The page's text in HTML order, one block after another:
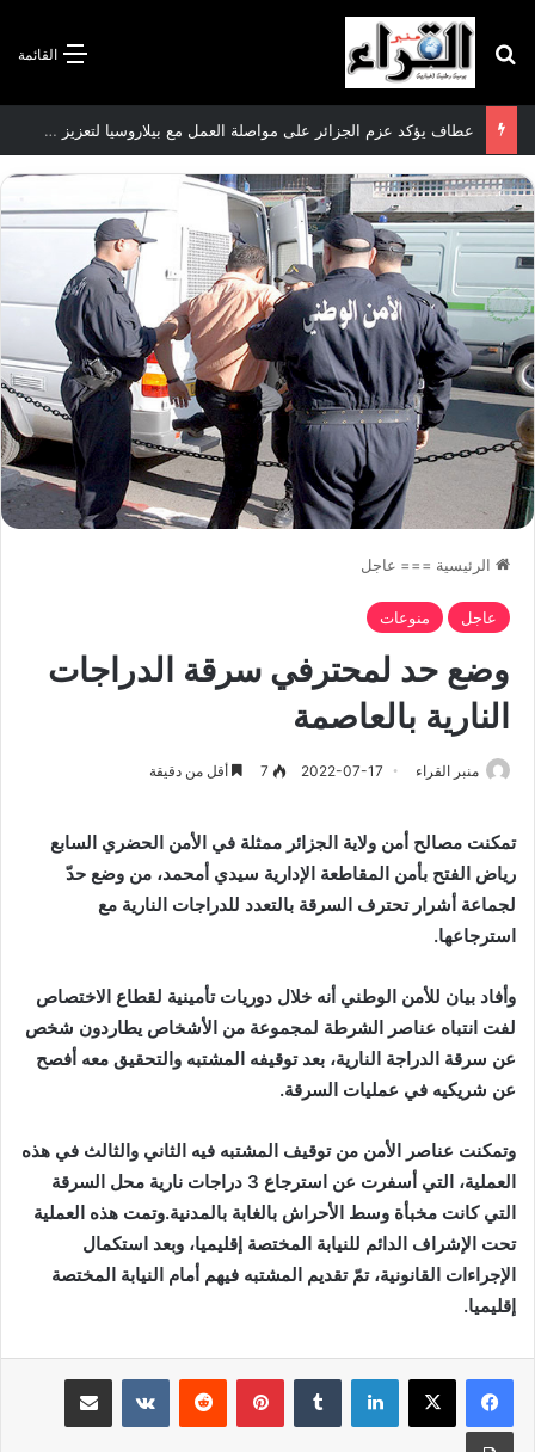
القائمة بحث عن
سعيود يشدد على إلزامية استكمال جميع عمليات تعويض متضرري حرائق الغابات قبل نهاية شهر أوت
الرئيسية === عاجل
عاجل منوعات
وضع حد لمحترفي سرقة الدراجات
النارية بالعاصمة
منبر القراء 2022-07-17
7 أقل من دقيقة
تمكنت مصالح أمن ولاية الجزائر ممثلة في الأمن الحضري السابع
رياض الفتح بأمن المقاطعة الإدارية سيدي أمحمد، من وضع حدّ
لجماعة أشرار تحترف السرقة بالتعدد للدراجات النارية مع
استرجاعها.
وأفاد بيان للأمن الوطني أنه خلال دوريات تأمينية لقطاع الاختصاص
لفت انتباه عناصر الشرطة لمجموعة من الأشخاص يطاردون شخص
عن سرقة الدراجة النارية، بعد توقيفه المشتبه والتحقيق معه أفصح
عن شريكيه في عمليات السرقة.
وتمكنت عناصر الأمن من توقيف المشتبه فيه الثاني والثالث في هذه
العملية، التي أسفرت عن استرجاع 3 دراجات نارية محل السرقة
التي كانت مخبأة وسط الأحراش بالغابة بالمدنية.وتمت هذه العملية
تحت الإشراف الدائم للنيابة المختصة إقليميا، وبعد استكمال
الإجراءات القانونية، تمّ تقديم المشتبه فيهم أمام النيابة المختصة
إقليميا.
لينكدإن بينتيريست
طباعة